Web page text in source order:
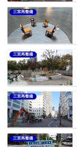
三宮再整備
三宮再整備
三宮再整備
三宮再整備